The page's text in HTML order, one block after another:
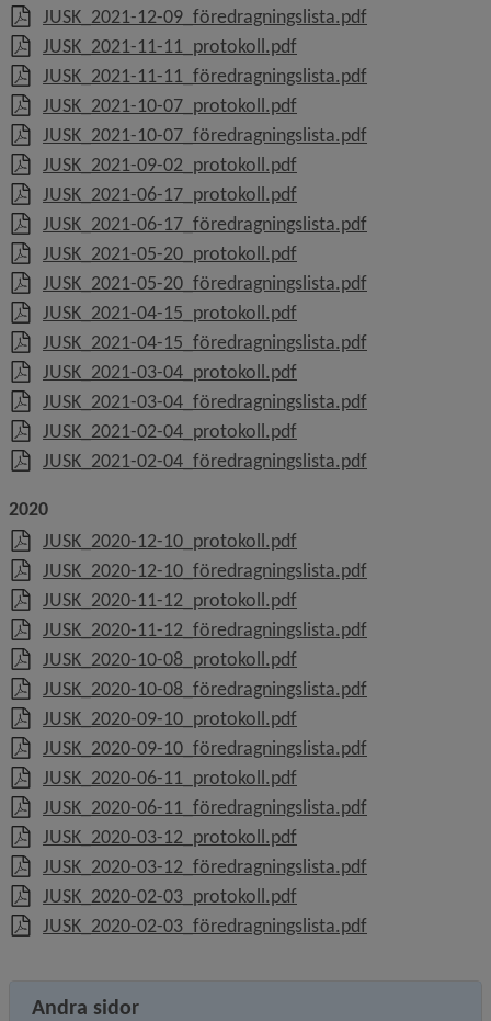
JUSK_2021-12-09_föredragningslista.pdf, 112.7 kB,
JUSK_2021-11-11_protokoll.pdf, 203.7 kB, öppnas i
JUSK_2021-11-11_föredragningslista.pdf, 108.2 kB,
JUSK_2021-10-07_protokoll.pdf, 243.1 kB, öppnas i
JUSK_2021-10-07_föredragningslista.pdf, 109.5 kB,
JUSK_2021-09-02_protokoll.pdf, 813.5 kB, öppnas i
JUSK_2021-06-17_protokoll.pdf, 714.9 kB, öppnas i
JUSK_2021-06-17_föredragningslista.pdf, 419.5 kB,
JUSK_2021-05-20_protokoll.pdf, 180.1 kB, öppnas i
JUSK_2021-05-20_föredragningslista.pdf, 417.5 kB,
JUSK_2021-04-15_protokoll.pdf, 782.5 kB, öppnas i
JUSK_2021-04-15_föredragningslista.pdf, 420.1 kB,
JUSK_2021-03-04_protokoll.pdf, 393.8 kB, öppnas i
JUSK_2021-03-04_föredragningslista.pdf, 422.6 kB,
JUSK_2021-02-04_protokoll.pdf, 237.5 kB, öppnas i
JUSK_2021-02-04_föredragningslista.pdf, 414.3 kB,
2020
JUSK_2020-12-10_protokoll.pdf, 242.1 kB, öppnas i
JUSK_2020-12-10_föredragningslista.pdf, 418.2 kB,
JUSK_2020-11-12_protokoll.pdf, 247.1 kB, öppnas i
JUSK_2020-11-12_föredragningslista.pdf, 421.6 kB,
JUSK_2020-10-08_protokoll.pdf, 203.1 kB, öppnas i
JUSK_2020-10-08_föredragningslista.pdf, 418.1 kB,
JUSK_2020-09-10_protokoll.pdf, 251.2 kB, öppnas i
JUSK_2020-09-10_föredragningslista.pdf, 418.5 kB,
JUSK_2020-06-11_protokoll.pdf, 211.2 kB, öppnas i
JUSK_2020-06-11_föredragningslista.pdf, 422.1 kB,
JUSK_2020-03-12_protokoll.pdf, 212.2 kB, öppnas i
JUSK_2020-03-12_föredragningslista.pdf, 106.7 kB,
JUSK_2020-02-03_protokoll.pdf, 295.4 kB, öppnas i
JUSK_2020-02-03_föredragningslista.pdf, 107.1 kB,
Andra sidor